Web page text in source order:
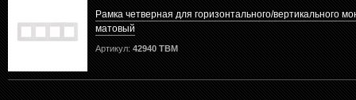
Рамка четверная для горизонтального/вертикального
матовый
Артикул: 42940 TBM